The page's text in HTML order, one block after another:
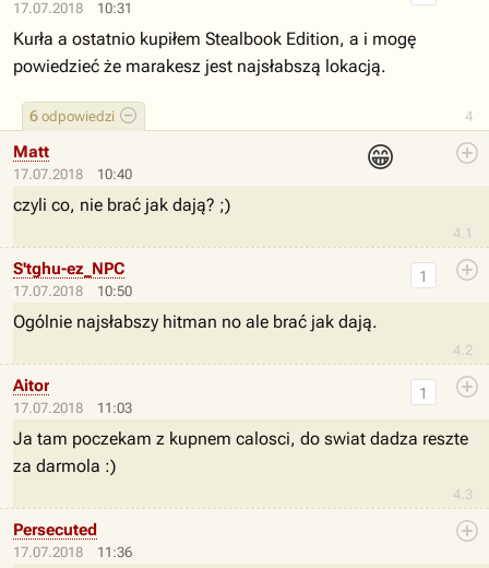
17.07.2018 10:31
4
6 odpowiedzi
Kurła a ostatnio kupiłem Stealbook Edition, a i mogę
powiedzieć że marakesz jest najsłabszą lokacją.
17.07.2018 10:40
😁
4.1
Matt
czyli co, nie brać jak dają? ;)
17.07.2018 10:50
4.2
1
S'tghu-ez_NPC
Ogólnie najsłabszy hitman no ale brać jak dają.
17.07.2018 11:03
4.3
1
Aitor
Ja tam poczekam z kupnem calosci, do swiat dadza reszte
za darmola :)
17.07.2018 11:36
Persecuted